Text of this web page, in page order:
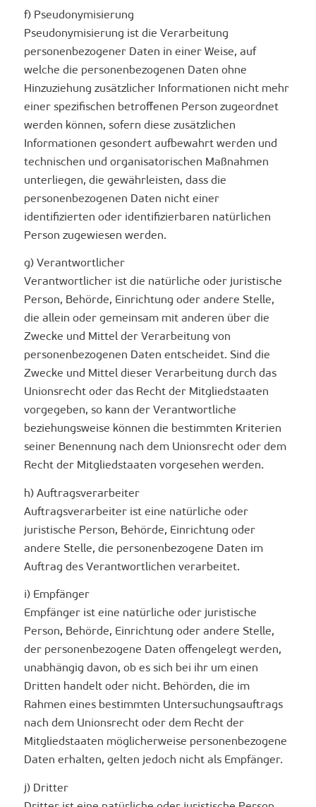
f) Pseudonymisierung
Pseudonymisierung ist die Verarbeitung
personenbezogener Daten in einer Weise, auf
welche die personenbezogenen Daten ohne
Hinzuziehung zusätzlicher Informationen nicht mehr
einer spezifischen betroffenen Person zugeordnet
werden können, sofern diese zusätzlichen
Informationen gesondert aufbewahrt werden und
technischen und organisatorischen Maßnahmen
unterliegen, die gewährleisten, dass die
personenbezogenen Daten nicht einer
identifizierten oder identifizierbaren natürlichen
Person zugewiesen werden.
g) Verantwortlicher
Verantwortlicher ist die natürliche oder juristische
Person, Behörde, Einrichtung oder andere Stelle,
die allein oder gemeinsam mit anderen über die
Zwecke und Mittel der Verarbeitung von
personenbezogenen Daten entscheidet. Sind die
Zwecke und Mittel dieser Verarbeitung durch das
Unionsrecht oder das Recht der Mitgliedstaaten
vorgegeben, so kann der Verantwortliche
beziehungsweise können die bestimmten Kriterien
seiner Benennung nach dem Unionsrecht oder dem
Recht der Mitgliedstaaten vorgesehen werden.
h) Auftragsverarbeiter
Auftragsverarbeiter ist eine natürliche oder
juristische Person, Behörde, Einrichtung oder
andere Stelle, die personenbezogene Daten im
Auftrag des Verantwortlichen verarbeitet.
i) Empfänger
Empfänger ist eine natürliche oder juristische
Person, Behörde, Einrichtung oder andere Stelle,
der personenbezogene Daten offengelegt werden,
unabhängig davon, ob es sich bei ihr um einen
Dritten handelt oder nicht. Behörden, die im
Rahmen eines bestimmten Untersuchungsauftrags
nach dem Unionsrecht oder dem Recht der
Mitgliedstaaten möglicherweise personenbezogene
Daten erhalten, gelten jedoch nicht als Empfänger.
j) Dritter